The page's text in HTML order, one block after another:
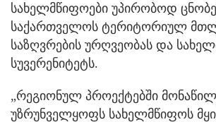
სახელმწიფოები უპირობოდ
საქართველოს ტერიტორიულ
საზღვრების ურღვეობას და
სუვერენიტეტს.
„რეგიონულ პროექტებში
უზრუნველყოფს სახელმწიფოს